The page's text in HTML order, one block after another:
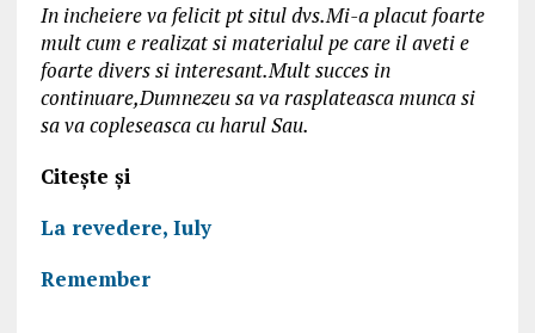
In incheiere va felicit pt situl dvs.Mi-a placut foarte
mult cum e realizat si materialul pe care il aveti e
foarte divers si interesant.Mult succes in
continuare,Dumnezeu sa va rasplateasca munca si
sa va copleseasca cu harul Sau.
Citește și
La revedere, Iuly
Remember